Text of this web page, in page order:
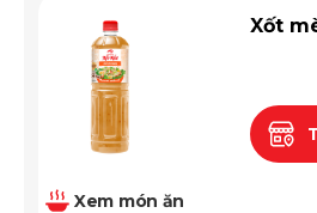
Xốt
Xem món ăn